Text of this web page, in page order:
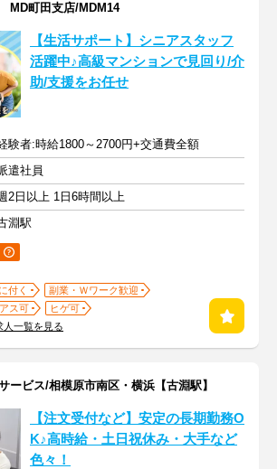
MD町田支店/MDM14
【生活サポート】シニアスタッフ
活躍中♪高級マンションで見回り/介
助/支援をお任せ
験者:時給1800～2700円+交通費全額
遣社員
2日以上 1日6時間以上
淵駅
付く
副業・Ｗワーク歓迎
ス可
ヒゲ可
人一覧を見る
ービス/相模原市南区・横浜【古淵駅】
【注文受付など】安定の長期勤務O
K♪高時給・土日祝休み・大手など
色々！